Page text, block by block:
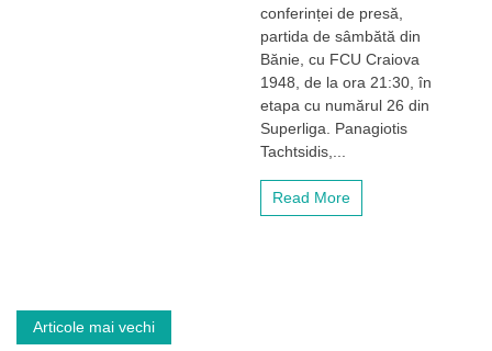
partida
cu
FCU
Craiova
1948
conferinței de presă,
partida de sâmbătă din
Bănie, cu FCU Craiova
1948, de la ora 21:30, în
etapa cu numărul 26 din
Superliga. Panagiotis
Tachtsidis,...
Read More
Navigare
Articole mai vechi